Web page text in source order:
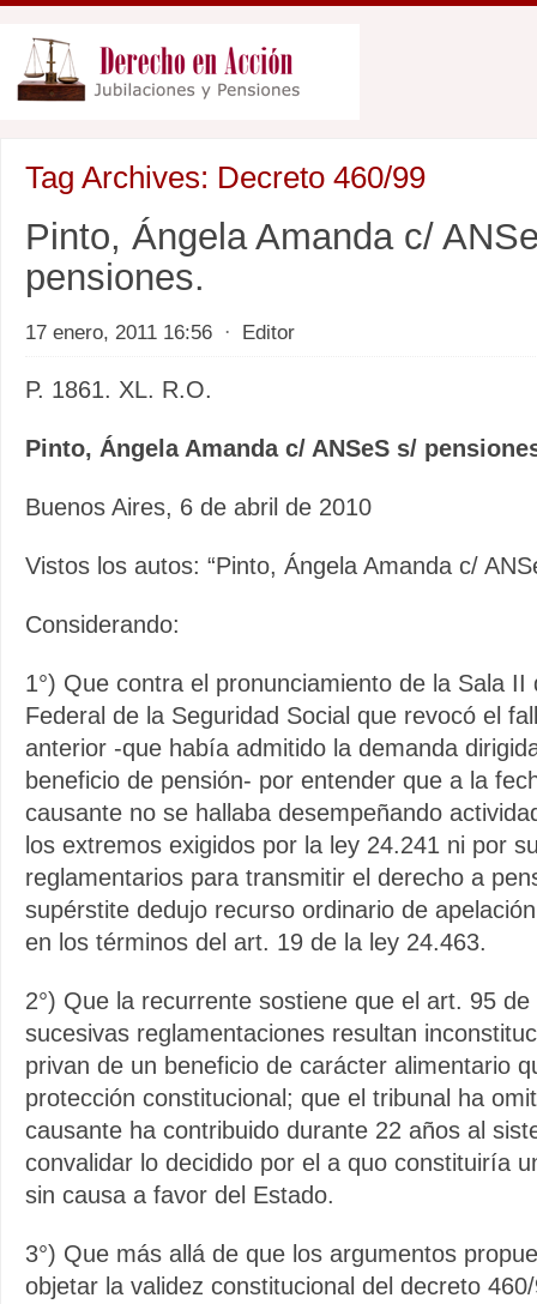
Tag Archives: Decreto 460/99
Pinto, Ángela Amanda c/
pensiones.
17 enero, 2011 16:56 ⋅ Editor
P. 1861. XL. R.O.
Pinto, Ángela Amanda c/ ANSeS s/
Buenos Aires, 6 de abril de 2010
Vistos los autos: “Pinto, Ángela Amanda c/
Considerando:
1°) Que contra el pronunciamiento de la Sala II
Federal de la Seguridad Social que revocó el
anterior -que había admitido la demanda
beneficio de pensión- por entender que a la
causante no se hallaba desempeñando
los extremos exigidos por la ley 24.241 ni por
reglamentarios para transmitir el derecho a
supérstite dedujo recurso ordinario de
en los términos del art. 19 de la ley 24.463.
2°) Que la recurrente sostiene que el art. 95
sucesivas reglamentaciones resultan
privan de un beneficio de carácter alimentario
protección constitucional; que el tribunal ha
causante ha contribuido durante 22 años al
convalidar lo decidido por el a quo constituiría
sin causa a favor del Estado.
3°) Que más allá de que los argumentos
objetar la validez constitucional del decreto